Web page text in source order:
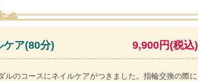
ケア(80分) 9,900円(税込)
ルのコースにネイルケアがつきました。指輪交換の際に